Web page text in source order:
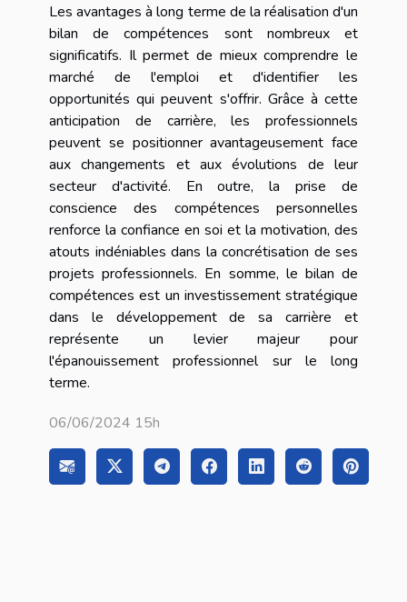
Les avantages à long terme de la réalisation d'un
bilan de compétences sont nombreux et
significatifs. Il permet de mieux comprendre le
marché de l'emploi et d'identifier les
opportunités qui peuvent s'offrir. Grâce à cette
anticipation de carrière, les professionnels
peuvent se positionner avantageusement face
aux changements et aux évolutions de leur
secteur d'activité. En outre, la prise de
conscience des compétences personnelles
renforce la confiance en soi et la motivation, des
atouts indéniables dans la concrétisation de ses
projets professionnels. En somme, le bilan de
compétences est un investissement stratégique
dans le développement de sa carrière et
représente un levier majeur pour
l'épanouissement professionnel sur le long
terme.
06/06/2024 15h